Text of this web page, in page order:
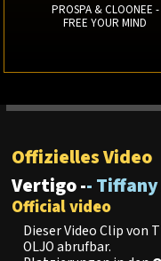
PROSPA & CLOONEE -
FREE YOUR MIND
Offizielles Video
Vertigo --
Official video
Dieser Video Clip von
OLJO abrufbar.